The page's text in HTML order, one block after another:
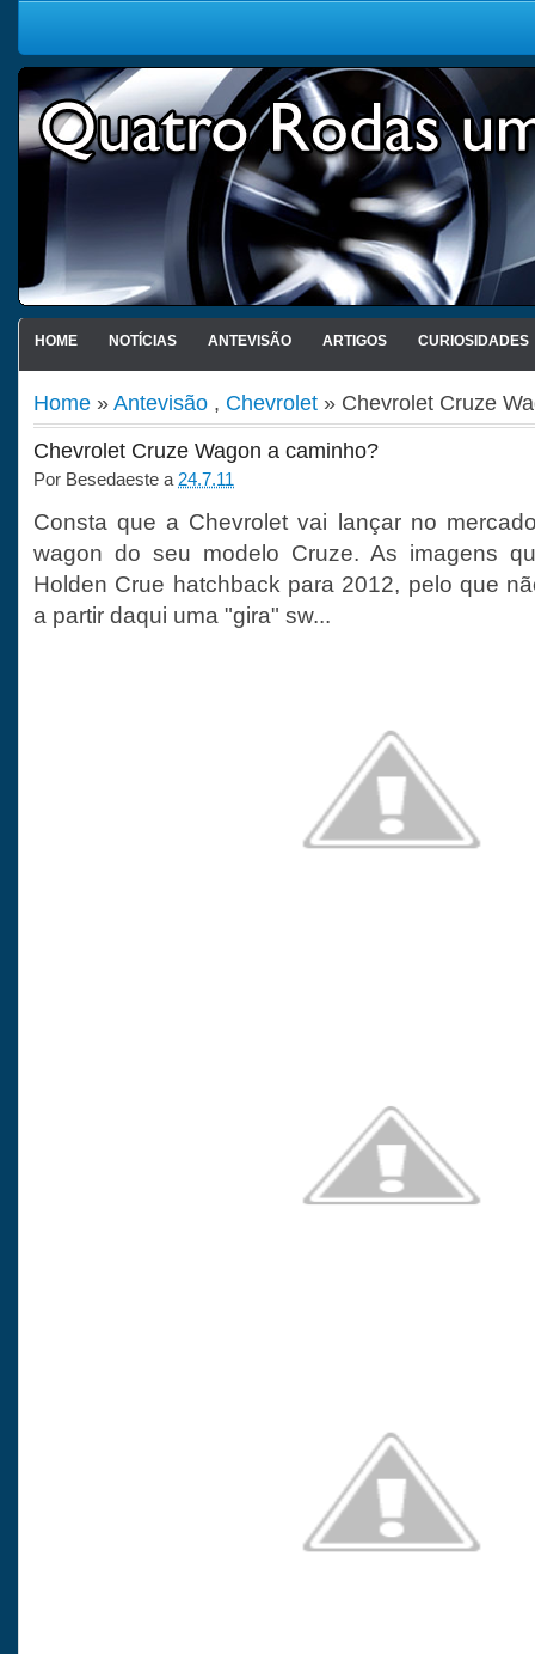
HOME NOTÍCIAS ANTEVISÃO ARTIGOS CURIOSIDADES
Home »Antevisão , Chevrolet » Chevrolet Cruze
Chevrolet Cruze Wagon a caminho?
Por Besedaeste a 24.7.11
Consta que a Chevrolet vai lançar no
wagon do seu modelo Cruze. As imagens
Holden Crue hatchback para 2012, pelo que
a partir daqui uma "gira" sw...